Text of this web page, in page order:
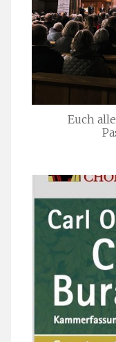
Euch